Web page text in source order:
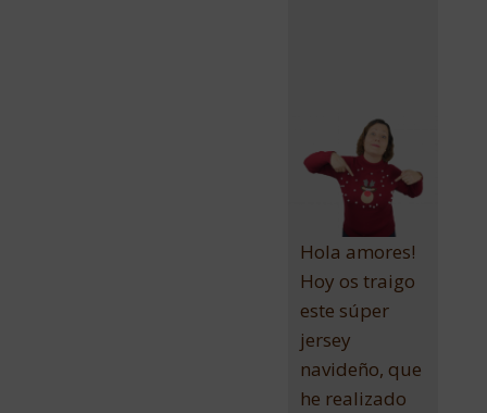
Hola amores!
Hoy os traigo
este súper
jersey
navideño, que
he realizado